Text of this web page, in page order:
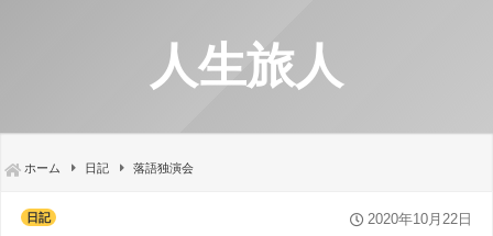
人生旅人
ホーム 日記 落語独演会
日記 2020年10月22日